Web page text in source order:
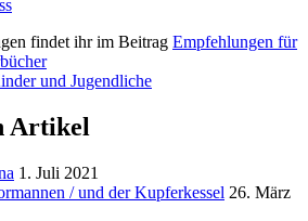
findet ihr im Beitrag Empfehlungen für
Artikel
1. Juli 2021
/ und der Kupferkessel 26. März